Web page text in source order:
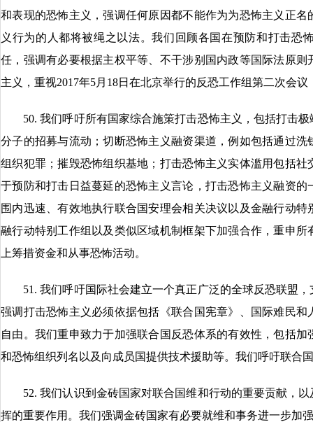
和表现的恐怖主义，强调任何原因都不能作为为恐怖主义正
义行为的人都将被绳之以法。我们回顾各国在预防和打击恐
任，强调有必要根据主权平等、不干涉别国内政等国际法原
主义，重视2017年5月18日在北京举行的反恐工作组第二次会
50. 我们呼吁所有国家综合施策打击恐怖主义，包括打击极
分子的招募与流动；切断恐怖主义融资渠道，例如包括通过
组织犯罪；摧毁恐怖组织基地；打击恐怖主义实体滥用包括
于预防和打击日益蔓延的恐怖主义言论，打击恐怖主义融资
围内迅速、有效地执行联合国安理会相关决议以及金融行动
融行动特别工作组以及类似区域机制框架下加强合作，重申
上筹措资金和从事恐怖活动。
51. 我们呼吁国际社会建立一个真正广泛的全球反恐联盟，
强调打击恐怖主义必须依据包括《联合国宪章》、国际难民
自由。我们重申致力于加强联合国反恐体系的有效性，包括
和恐怖组织列名以及向成员国提供技术援助等。我们呼吁联合
52. 我们认识到金砖国家对联合国维和行动的重要贡献，以
挥的重要作用。我们强调金砖国家有必要就维和事务进一步加